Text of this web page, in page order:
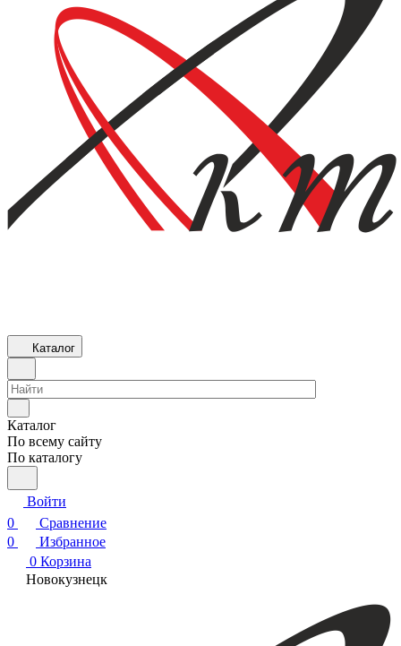
Каталог
Каталог
По всему сайту
По каталогу
Войти
0
Сравнение
0
Избранное
0 Корзина
Новокузнецк